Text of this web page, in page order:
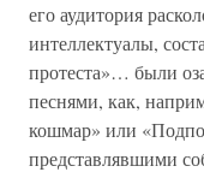
его аудитория
интеллектуалы,
протеста»… были
песнями, как,
кошмар» или
представлявшими